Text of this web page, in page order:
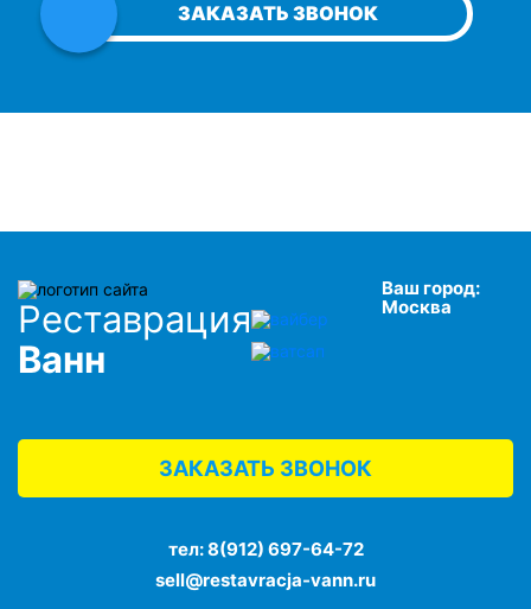
ЗАКАЗАТЬ ЗВОНОК
Реставрация
Ванн
Ваш город:
Москва
ЗАКАЗАТЬ ЗВОНОК
тел:8(912) 697-64-72
sell@restavracja-vann.ru